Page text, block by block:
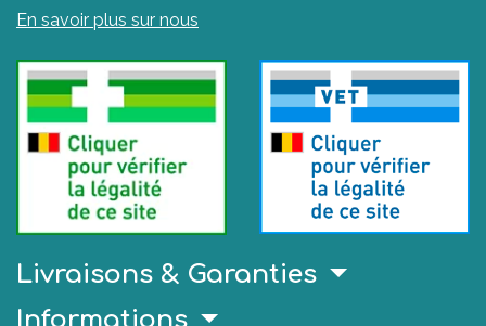
En savoir plus sur nous
Livraisons & Garanties
Informations